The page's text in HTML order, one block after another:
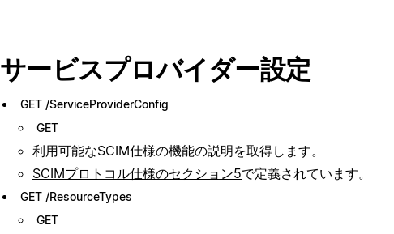
サービスプロバイダー設定
GET /ServiceProviderConfig
GET
利用可能なSCIM仕様の機能の説明を取得します。
SCIMプロトコル仕様のセクション5で定義されています。
GET /ResourceTypes
GET